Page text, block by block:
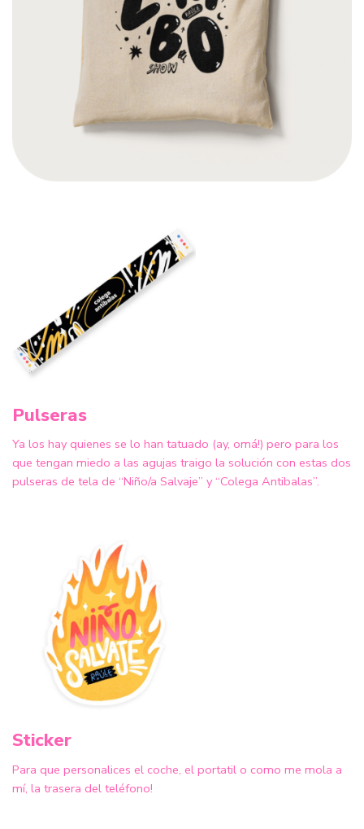
Pulseras
Ya los hay quienes se lo han tatuado (ay, omá!) pero para los
que tengan miedo a las agujas traigo la solución con estas dos
pulseras de tela de “Niño/a Salvaje” y “Colega Antibalas”.
Sticker
Para que personalices el coche, el portatil o como me mola a
mí, la trasera del teléfono!